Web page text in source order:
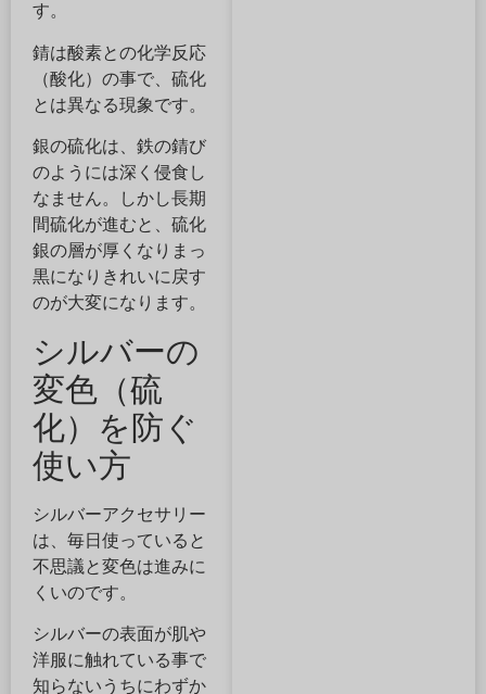
す。
錆は酸素との化学反応
（酸化）の事で、硫化
とは異なる現象です。
銀の硫化は、鉄の錆び
のようには深く侵食し
なません。しかし長期
間硫化が進むと、硫化
銀の層が厚くなりまっ
黒になりきれいに戻す
のが大変になります。
シルバーの
変色（硫
化）を防ぐ
使い方
シルバーアクセサリー
は、毎日使っていると
不思議と変色は進みに
くいのです。
シルバーの表面が肌や
洋服に触れている事で
知らないうちにわずか